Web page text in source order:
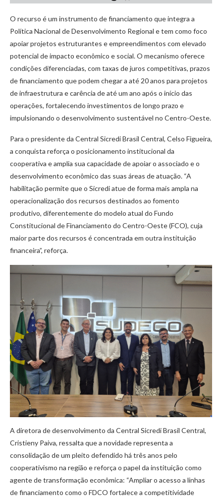
O recurso é um instrumento de financiamento que integra a
Política Nacional de Desenvolvimento Regional e tem como foco
apoiar projetos estruturantes e empreendimentos com elevado
potencial de impacto econômico e social. O mecanismo oferece
condições diferenciadas, com taxas de juros competitivas, prazos
de financiamento que podem chegar a até 20 anos para projetos
de infraestrutura e carência de até um ano após o início das
operações, fortalecendo investimentos de longo prazo e
impulsionando o desenvolvimento sustentável no Centro-Oeste.
Para o presidente da Central Sicredi Brasil Central, Celso Figueira,
a conquista reforça o posicionamento institucional da
cooperativa e amplia sua capacidade de apoiar o associado e o
desenvolvimento econômico das suas áreas de atuação. “A
habilitação permite que o Sicredi atue de forma mais ampla na
operacionalização dos recursos destinados ao fomento
produtivo, diferentemente do modelo atual do Fundo
Constitucional de Financiamento do Centro-Oeste (FCO), cuja
maior parte dos recursos é concentrada em outra instituição
financeira”, reforça.
A diretora de desenvolvimento da Central Sicredi Brasil Central,
Cristieny Paiva, ressalta que a novidade representa a
consolidação de um pleito defendido há três anos pelo
cooperativismo na região e reforça o papel da instituição como
agente de transformação econômica: “Ampliar o acesso a linhas
de financiamento como o FDCO fortalece a competitividade